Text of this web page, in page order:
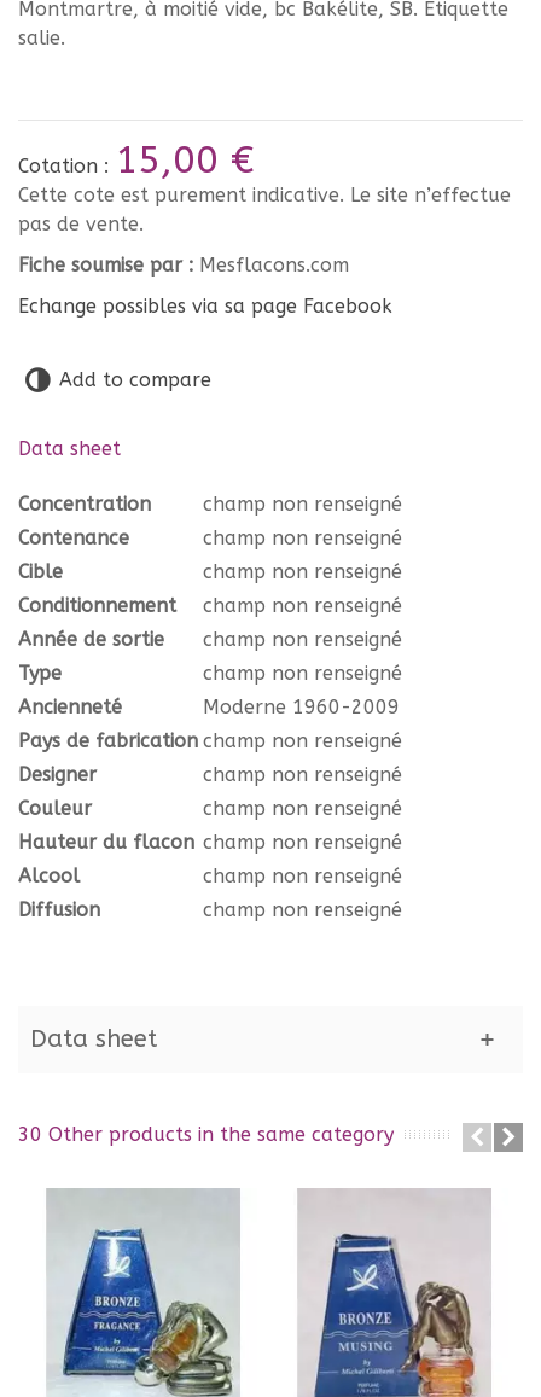
Montmartre, à moitié vide, bc Bakélite, SB. Etiquette
salie.
Cotation : 15,00 €
Cette cote est purement indicative. Le site n’effectue
pas de vente.
Fiche soumise par : Mesflacons.com
Echange possibles via sa page Facebook
Add to compare
Data sheet
Concentration
champ non renseigné
Contenance
champ non renseigné
Cible
champ non renseigné
Conditionnement
champ non renseigné
Année de sortie
champ non renseigné
Type
champ non renseigné
Ancienneté
Moderne 1960-2009
Pays de fabrication champ non renseigné
Designer
champ non renseigné
Couleur
champ non renseigné
Hauteur du flacon champ non renseigné
Alcool
champ non renseigné
Diffusion
champ non renseigné
Data sheet
30 Other products in the same category